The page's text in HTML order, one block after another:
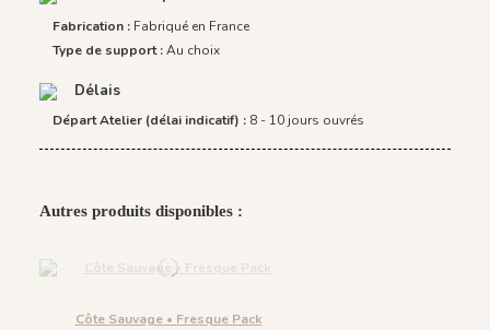
Fabrication : Fabriqué en France
Type de support :Au choix
Délais
Départ Atelier (délai indicatif) : 8 - 10 jours ouvrés
Autres produits disponibles :
Côte Sauvage • Fresque Pack